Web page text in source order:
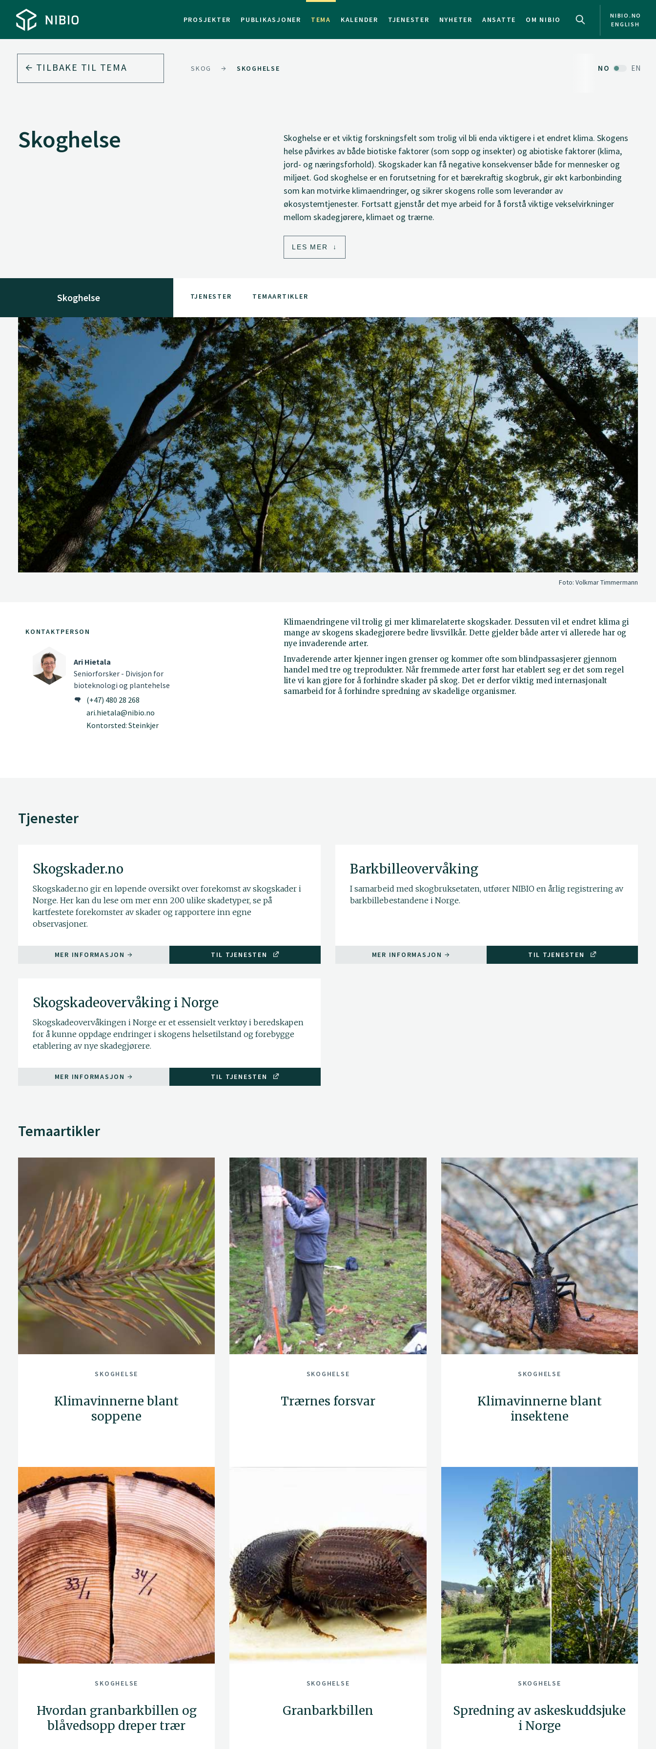
PROSJEKTER PUBLIKASJONER TEMA KALENDER TJENESTER NYHETER ANSATTE OM NIBIO
NIBIO.NO
ENGLISH
TILBAKE TIL TEMA SKOG SKOGHELSE NO EN
Skoghelse
Skoghelse er et viktig forskningsfelt som trolig vil bli enda viktigere i et endret klima. Skogens
helse påvirkes av både biotiske faktorer (som sopp og insekter) og abiotiske faktorer (klima,
jord- og næringsforhold). Skogskader kan få negative konsekvenser både for mennesker og
miljøet. God skoghelse er en forutsetning for et bærekraftig skogbruk, gir økt karbonbinding
som kan motvirke klimaendringer, og sikrer skogens rolle som leverandør av
økosystemtjenester. Fortsatt gjenstår det mye arbeid for å forstå viktige vekselvirkninger
mellom skadegjørere, klimaet og trærne.
LES MER
Skoghelse TJENESTER TEMAARTIKLER
Foto: Volkmar Timmermann
KONTAKTPERSON
Ari Hietala
Seniorforsker - Divisjon for
bioteknologi og plantehelse
(+47) 480 28 268
ari.hietala@nibio.no
Kontorsted: Steinkjer
Klimaendringene vil trolig gi mer klimarelaterte skogskader. Dessuten vil et endret klima gi
mange av skogens skadegjørere bedre livsvilkår. Dette gjelder både arter vi allerede har og
nye invaderende arter.
Invaderende arter kjenner ingen grenser og kommer ofte som blindpassasjerer gjennom
handel med tre og treprodukter. Når fremmede arter først har etablert seg er det som regel
lite vi kan gjøre for å forhindre skader på skog. Det er derfor viktig med internasjonalt
samarbeid for å forhindre spredning av skadelige organismer.
Tjenester
Skogskader.no
Skogskader.no gir en løpende oversikt over forekomst av skogskader i
Norge. Her kan du lese om mer enn 200 ulike skadetyper, se på
kartfestete forekomster av skader og rapportere inn egne
observasjoner.
MER INFORMASJON TIL TJENESTEN
Barkbilleovervåking
I samarbeid med skogbruksetaten, utfører NIBIO en årlig registrering av
barkbillebestandene i Norge.
MER INFORMASJON TIL TJENESTEN
Skogskadeovervåking i Norge
Skogskadeovervåkingen i Norge er et essensielt verktøy i beredskapen
for å kunne oppdage endringer i skogens helsetilstand og forebygge
etablering av nye skadegjørere.
MER INFORMASJON TIL TJENESTEN
Temaartikler
SKOGHELSE
Klimavinnerne blant
soppene
SKOGHELSE
Trærnes forsvar
SKOGHELSE
Klimavinnerne blant
insektene
SKOGHELSE
Hvordan granbarkbillen og
blåvedsopp dreper trær
SKOGHELSE
Granbarkbillen
SKOGHELSE
Spredning av askeskuddsjuke
i Norge